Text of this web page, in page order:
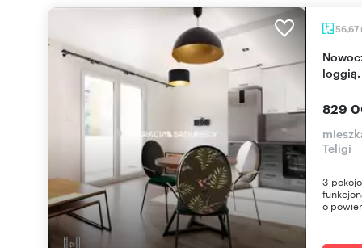
56,67
Nowoczesne 3-pokojowe mieszkanie z dużą
loggią.
829
Teligi
3-
o